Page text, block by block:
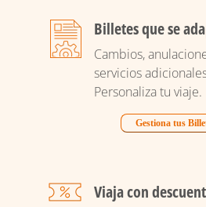
Billetes que se
Cambios,
servicios
Personaliza tu viaje.
Gestiona tus
Viaja con